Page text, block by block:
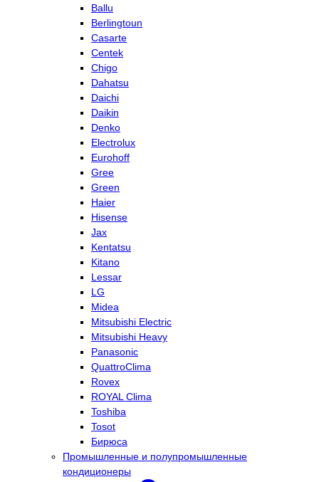
Ballu
Berlingtoun
Casarte
Centek
Chigo
Dahatsu
Daichi
Daikin
Denko
Electrolux
Eurohoff
Gree
Green
Haier
Hisense
Jax
Kentatsu
Kitano
Lessar
LG
Midea
Mitsubishi Electric
Mitsubishi Heavy
Panasonic
QuattroClima
Rovex
ROYAL Clima
Toshiba
Tosot
Бирюса
Промышленные и полупромышленные
кондиционеры